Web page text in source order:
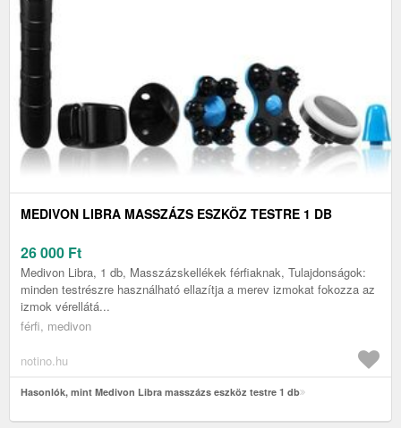
MEDIVON LIBRA MASSZÁZS ESZKÖZ TESTRE 1 DB
26 000 Ft
Medivon Libra, 1 db, Masszázskellékek férfiaknak, Tulajdonságok:
minden testrészre használható ellazítja a merev izmokat fokozza az
izmok vérellátá...
férfi, medivon
notino.hu
Hasonlók, mint Medivon Libra masszázs eszköz testre 1 db